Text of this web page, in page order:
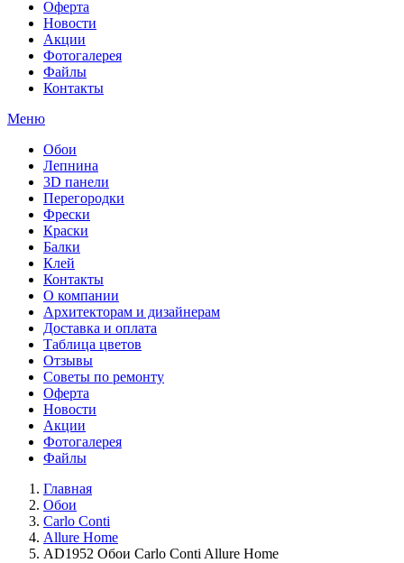
Оферта
Новости
Акции
Фотогалерея
Файлы
Контакты
Меню
Обои
Лепнина
3D панели
Перегородки
Фрески
Краски
Балки
Клей
Контакты
О компании
Архитекторам и дизайнерам
Доставка и оплата
Таблица цветов
Отзывы
Советы по ремонту
Оферта
Новости
Акции
Фотогалерея
Файлы
Главная
Обои
Carlo Conti
Allure Home
AD1952 Обои Carlo Conti Allure Home